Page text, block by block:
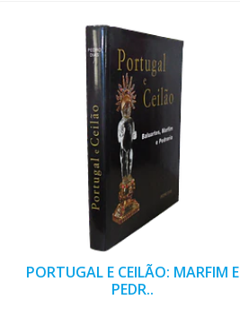
PORTUGAL E CEILÃO: MARFIM E
PEDR..